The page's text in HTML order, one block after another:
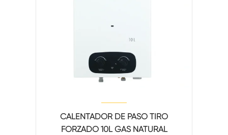
CALENTADOR DE PASO TIRO
FORZADO 10L GAS NATURAL